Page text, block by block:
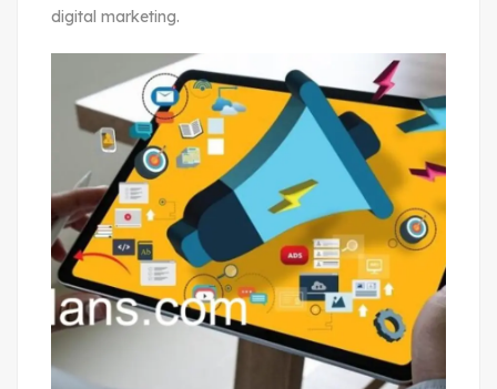
digital marketing.